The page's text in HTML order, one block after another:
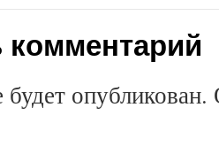
опубликован.